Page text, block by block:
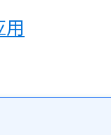
用